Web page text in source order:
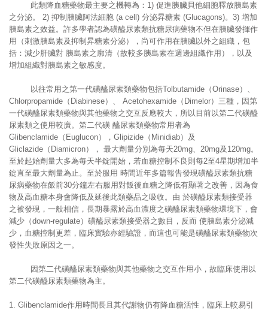
此類降血糖藥物最主要之機轉為：1) 促進胰臟貝他細胞釋放胰島素
之分泌。 2) 抑制胰臟阿法細胞 (a cell) 分泌昇糖素 (Glucagons)。3) 增加
胰島素之效益。許多學者認為磺醯尿素類抗糖尿病藥物不但在胰臟發揮作
用（刺激胰島素及抑制昇糖素分泌），尚可作用在胰臟以外之組織，包
括：減少肝臟對 胰島素之廓清（故較多胰島素在週邊組織作用），以及
增加組織對胰島素之敏感度。
以往常用之第一代磺醯尿素類藥物包括Tolbutamide（Orinase）、
Chlorpropamide（Diabinese）、 Acetohexamide（Dimelor）三種，因第
一代磺醯尿素類藥物與其他藥物之交互反應較大，所以目前以第二代磺醯
尿素類之使用較廣。第二代磺 醯尿素類藥物常用者為
Glibenclamide（Euglucon），Glipizide（Minidiab）及
Gliclazide（Diamicron）， 最大劑量分別為每天20mg、20mg及120mg。
至於起始劑量大多為每天半錠開始，若血糖控制不良則每2至4星期增加半
錠直至最大劑量為止。至於服用 時間近年多篇報告發現磺醯尿素類抗糖
尿病藥物在飯前30分鐘左右服用對飯後血糖之降低有顯著之改善，因為食
物及高血糖本身會降低及延後此類藥品之吸收。由 於磺醯尿素類接受器
之被發現，一般相信，長期暴露於高血濃度之磺醯尿素類藥物環境下，會
減少（down-regulate）磺醯尿素類接受器之數目，反而 使胰島素分泌減
少，血糖控制更差，臨床實驗亦經驗證，而這也可能是磺醯尿素類藥物次
發性失敗原因之一。
因第二代磺醯尿素類藥物與其他藥物之交互作用小，故臨床使用以
第二代磺醯尿素類藥物為主。
1. Glibenclamide作用時間長且其代謝物仍有降血糖活性，臨床上較易引